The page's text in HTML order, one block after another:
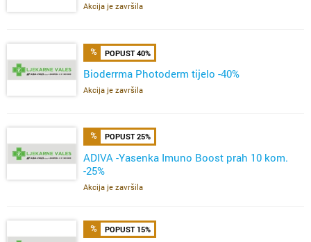
Akcija je završila
POPUST 40%
Bioderrma Photoderm tijelo -40%
Akcija je završila
POPUST 25%
ADIVA -Yasenka Imuno Boost prah 10 kom.
-25%
Akcija je završila
POPUST 15%